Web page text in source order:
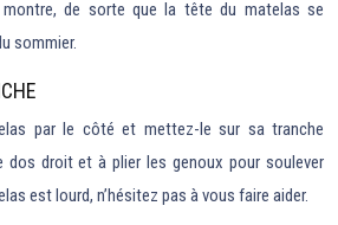
montre, de sorte que la tête du matelas se
sommier.
par le côté et mettez-le sur sa tranche
dos droit et à plier les genoux pour soulever
est lourd, n’hésitez pas à vous faire aider.